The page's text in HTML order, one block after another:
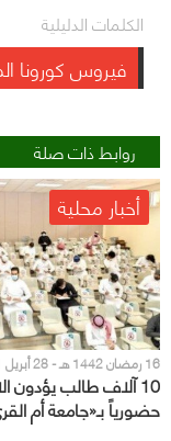
الكلمات الدليلية
فيروس كورونا
روابط ذات صلة
أخبار محلية
16 رمضان 1442 هـ - 28 أبريل 2021 م
10 آلاف طالب يؤدون
حضورياً بـ«جامعة أم